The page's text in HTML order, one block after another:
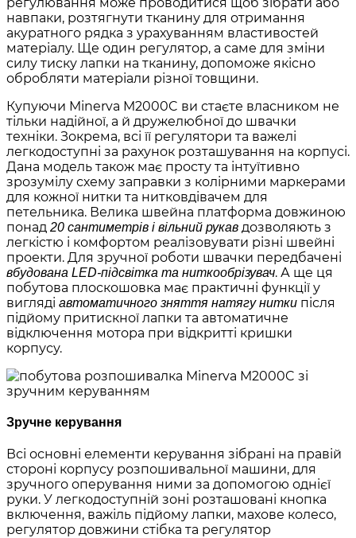
навпаки, розтягнути тканину для отримання
акуратного рядка з урахуванням властивостей
матеріалу. Ще один регулятор, а саме для зміни
силу тиску лапки на тканину, допоможе якісно
обробляти матеріали різної товщини.
Купуючи Minerva M2000C ви стаєте власником не
тільки надійної, а й дружелюбної до швачки
техніки. Зокрема, всі її регулятори та важелі
легкодоступні за рахунок розташування на корпусі.
Дана модель також має просту та інтуїтивно
зрозумілу схему заправки з колірними маркерами
для кожної нитки та нитковдівачем для
петельника. Велика швейна платформа довжиною
понад 20 сантиметрів і вільний рукав дозволяють з
легкістю і комфортом реалізовувати різні швейні
проекти. Для зручної роботи швачки передбачені
вбудована LED-підсвітка та ниткообрізувач. А ще ця
побутова плоскошовка має практичні функції у
вигляді автоматичного зняття натягу нитки після
підйому притискної лапки та автоматичне
відключення мотора при відкритті кришки
корпусу.
Зручне керування
Всі основні елементи керування зібрані на правій
стороні корпусу розпошивальної машини, для
зручного оперування ними за допомогою однієї
руки. У легкодоступній зоні розташовані кнопка
включення, важіль підйому лапки, махове колесо,
регулятор довжини стібка та регулятор